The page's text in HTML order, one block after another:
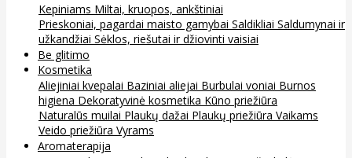
Kepiniams Miltai, kruopos, ankštiniai
Prieskoniai, pagardai maisto gamybai Saldikliai Saldumynai ir
užkandžiai Sėklos, riešutai ir džiovinti vaisiai
Be glitimo
Kosmetika
Aliejiniai kvepalai Baziniai aliejai Burbulai voniai Burnos
higiena Dekoratyvinė kosmetika Kūno priežiūra
Naturalūs muilai Plaukų dažai Plaukų priežiūra Vaikams
Veido priežiūra Vyrams
Aromaterapija